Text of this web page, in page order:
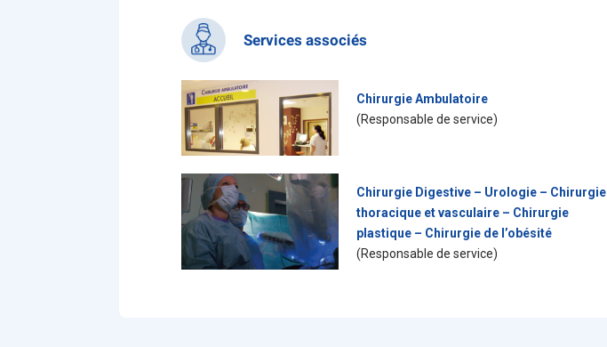
Services associés
Chirurgie Ambulatoire
(Responsable de service)
Chirurgie Digestive – Urologie – Chirurgie
thoracique et vasculaire – Chirurgie
plastique – Chirurgie de l’obésité
(Responsable de service)